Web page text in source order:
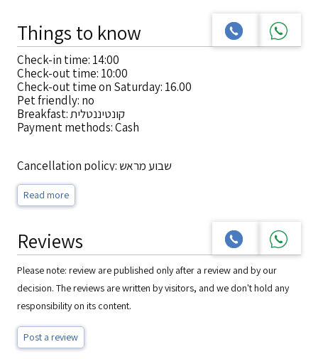
Things to know
Check-in time: 14:00
Check-out time: 10:00
Check-out time on Saturday: 16.00
Pet friendly: no
Breakfast: קונטיננטלית
Payment methods: Cash
Cancellation policy: שבוע מראש
no smoke!
Read more
Reviews
Please note: review are published only after a review and by our
decision. The reviews are written by visitors, and we don't hold any
responsibility on its content.
Post a review